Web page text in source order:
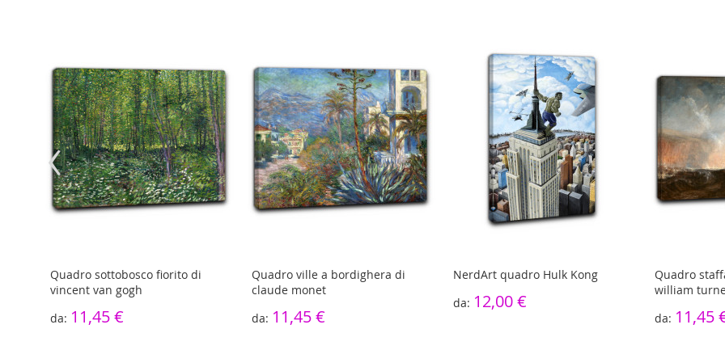
Quadro sottobosco fiorito di
vincent van gogh
11,45 €
Quadro ville a bordighera di
claude monet
11,45 €
NerdArt quadro Hulk Kong
12,00 €
Quadro
william
11,45
‹